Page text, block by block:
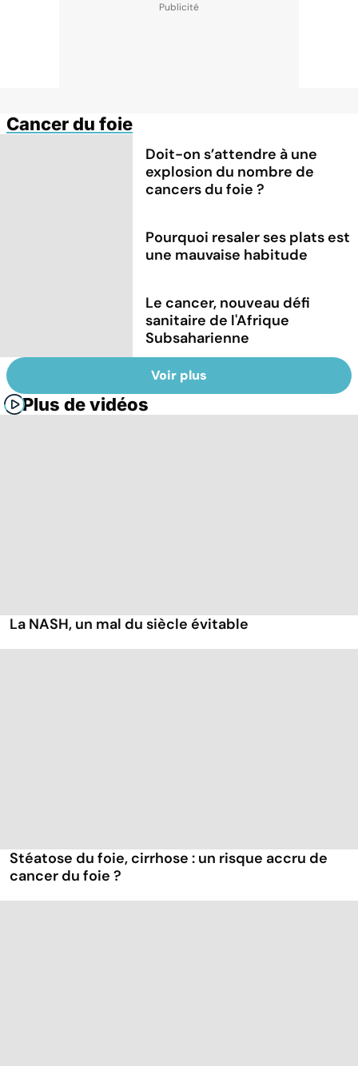
Cancer du foie
Doit-on s’attendre à une
explosion du nombre de
cancers du foie ?
Pourquoi resaler ses plats est
une mauvaise habitude
Le cancer, nouveau défi
sanitaire de l'Afrique
Subsaharienne
Voir plus
Plus de vidéos
La NASH, un mal du siècle évitable
Stéatose du foie, cirrhose : un risque accru de
cancer du foie ?